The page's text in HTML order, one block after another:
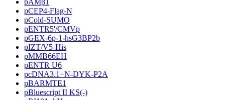
pAMβ1
pCEP4-Flag-N
pCold-SUMO
pENTR5'/CMVp
pGEX-6p-1-hsG3BP2b
pIZT/V5-His
pMMB66EH
pENTR U6
pcDNA3.1+N-DYK-P2A
pBARMTE1
pBluescript II KS(-)